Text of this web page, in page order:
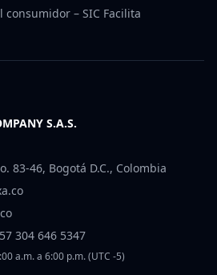
consumidor – SIC Facilita
S.A.S.
83-46, Bogotá D.C., Colombia
304 646 5347
a.m. a 6:00 p.m. (UTC -5)